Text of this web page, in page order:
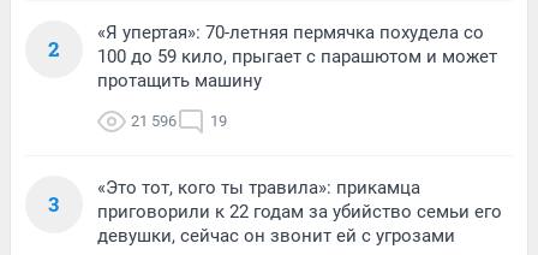
2
«Я упертая»: 70-летняя пермячка похудела со
100 до 59 кило, прыгает с парашютом и может
протащить машину
21 596 19
3
«Это тот, кого ты травила»: прикамца
приговорили к 22 годам за убийство семьи его
девушки, сейчас он звонит ей с угрозами